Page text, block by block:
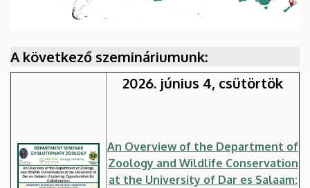
A következő szemináriumunk:
2026. június 4, csütörtök
An Overview of the Department of
Zoology and Wildlife Conservation
at the University of Dar es Salaam: